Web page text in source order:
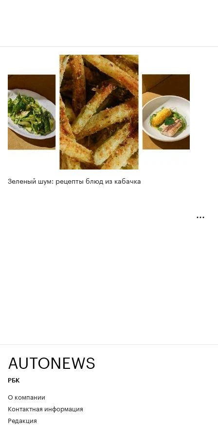
Зеленый шум: рецепты блюд из кабачка
AUTONEWS
РБК
О компании
Контактная информация
Редакция